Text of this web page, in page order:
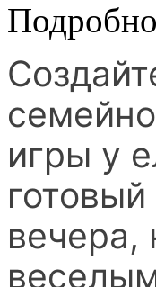
игры у
вечера,